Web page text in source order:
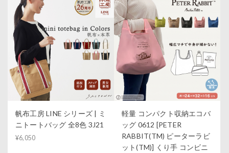
帆布工房 LINE シリーズ | ミ
ニトートバッグ 全8色 3J21
¥6,050
軽量 コンパクト収納エコバ
ッグ 0612 [PETER
RABBIT(TM) ピーターラビ
ット(TM)] くり手 コンビニ